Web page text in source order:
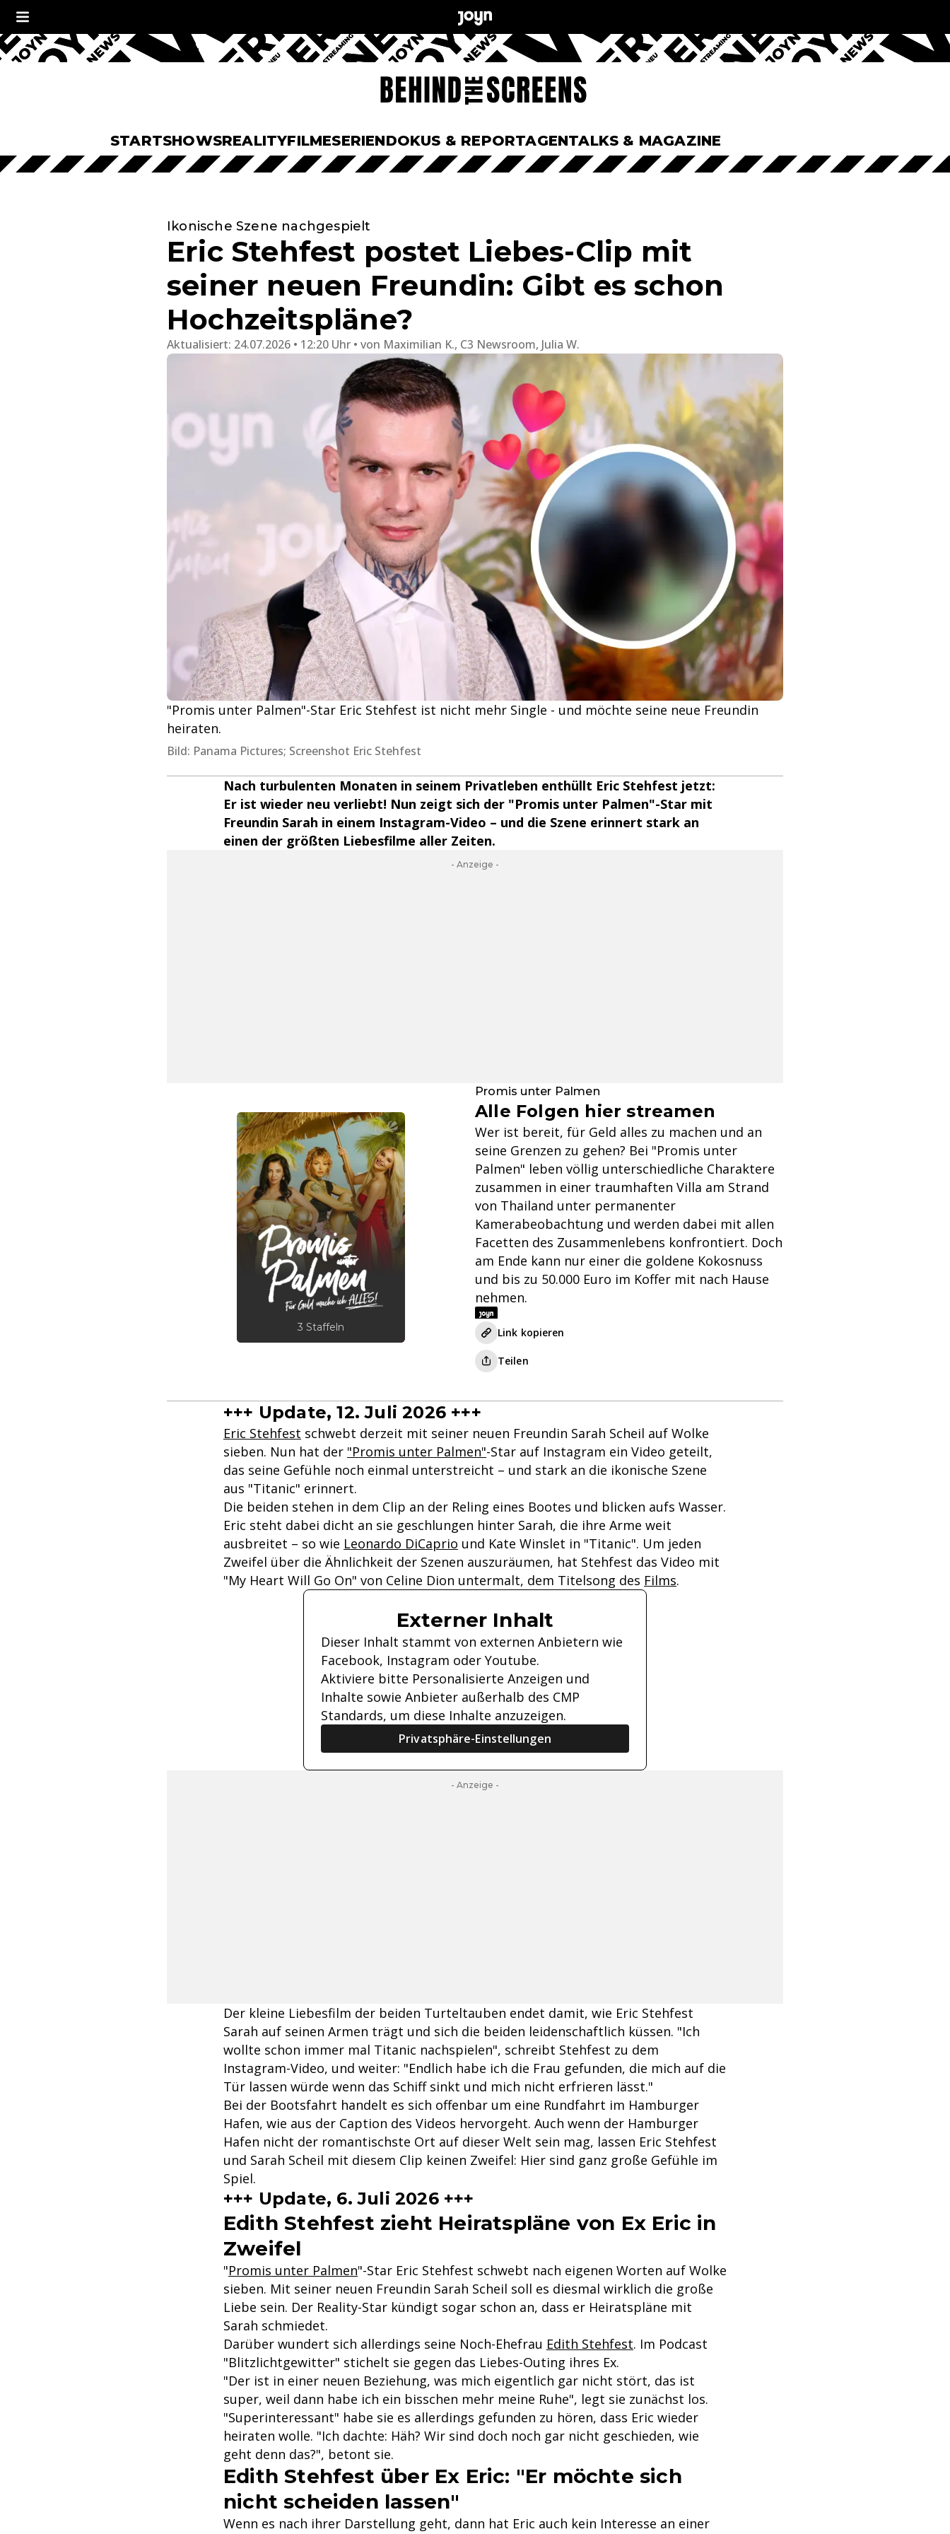
STARTSHOWSREALITYFILMESERIENDOKUS & REPORTAGENTALKS & MAGAZINE
Ikonische Szene nachgespielt
Eric Stehfest postet Liebes-Clip mit
seiner neuen Freundin: Gibt es schon
Hochzeitspläne?
Aktualisiert: 24.07.2026 • 12:20 Uhr von Maximilian K., C3 Newsroom, Julia W.
"Promis unter Palmen"-Star Eric Stehfest ist nicht mehr Single - und möchte seine neue Freundin
heiraten.
Bild: Panama Pictures; Screenshot Eric Stehfest
Nach turbulenten Monaten in seinem Privatleben enthüllt Eric Stehfest jetzt:
Er ist wieder neu verliebt! Nun zeigt sich der "Promis unter Palmen"-Star mit
Freundin Sarah in einem Instagram-Video – und die Szene erinnert stark an
einen der größten Liebesfilme aller Zeiten.
- Anzeige -
3 Staffeln
Promis unter Palmen
Alle Folgen hier streamen
Wer ist bereit, für Geld alles zu machen und an
seine Grenzen zu gehen? Bei "Promis unter
Palmen" leben völlig unterschiedliche Charaktere
zusammen in einer traumhaften Villa am Strand
von Thailand unter permanenter
Kamerabeobachtung und werden dabei mit allen
Facetten des Zusammenlebens konfrontiert. Doch
am Ende kann nur einer die goldene Kokosnuss
und bis zu 50.000 Euro im Koffer mit nach Hause
nehmen.
Link kopieren
Teilen
+++ Update, 12. Juli 2026 +++
Eric Stehfest schwebt derzeit mit seiner neuen Freundin Sarah Scheil auf Wolke
sieben. Nun hat der "Promis unter Palmen"-Star auf Instagram ein Video geteilt,
das seine Gefühle noch einmal unterstreicht – und stark an die ikonische Szene
aus "Titanic" erinnert.
Die beiden stehen in dem Clip an der Reling eines Bootes und blicken aufs Wasser.
Eric steht dabei dicht an sie geschlungen hinter Sarah, die ihre Arme weit
ausbreitet – so wie Leonardo DiCaprio und Kate Winslet in "Titanic". Um jeden
Zweifel über die Ähnlichkeit der Szenen auszuräumen, hat Stehfest das Video mit
"My Heart Will Go On" von Celine Dion untermalt, dem Titelsong des Films.
Externer Inhalt
Dieser Inhalt stammt von externen Anbietern wie
Facebook, Instagram oder Youtube.
Aktiviere bitte Personalisierte Anzeigen und
Inhalte sowie Anbieter außerhalb des CMP
Standards, um diese Inhalte anzuzeigen.
Privatsphäre-Einstellungen
- Anzeige -
Der kleine Liebesfilm der beiden Turteltauben endet damit, wie Eric Stehfest
Sarah auf seinen Armen trägt und sich die beiden leidenschaftlich küssen. "Ich
wollte schon immer mal Titanic nachspielen", schreibt Stehfest zu dem
Instagram-Video, und weiter: "Endlich habe ich die Frau gefunden, die mich auf die
Tür lassen würde wenn das Schiff sinkt und mich nicht erfrieren lässt."
Bei der Bootsfahrt handelt es sich offenbar um eine Rundfahrt im Hamburger
Hafen, wie aus der Caption des Videos hervorgeht. Auch wenn der Hamburger
Hafen nicht der romantischste Ort auf dieser Welt sein mag, lassen Eric Stehfest
und Sarah Scheil mit diesem Clip keinen Zweifel: Hier sind ganz große Gefühle im
Spiel.
+++ Update, 6. Juli 2026 +++
Edith Stehfest zieht Heiratspläne von Ex Eric in
Zweifel
"Promis unter Palmen"-Star Eric Stehfest schwebt nach eigenen Worten auf Wolke
sieben. Mit seiner neuen Freundin Sarah Scheil soll es diesmal wirklich die große
Liebe sein. Der Reality-Star kündigt sogar schon an, dass er Heiratspläne mit
Sarah schmiedet.
Darüber wundert sich allerdings seine Noch-Ehefrau Edith Stehfest. Im Podcast
"Blitzlichtgewitter" stichelt sie gegen das Liebes-Outing ihres Ex.
"Der ist in einer neuen Beziehung, was mich eigentlich gar nicht stört, das ist
super, weil dann habe ich ein bisschen mehr meine Ruhe", legt sie zunächst los.
"Superinteressant" habe sie es allerdings gefunden zu hören, dass Eric wieder
heiraten wolle. "Ich dachte: Häh? Wir sind doch noch gar nicht geschieden, wie
geht denn das?", betont sie.
Edith Stehfest über Ex Eric: "Er möchte sich
nicht scheiden lassen"
Wenn es nach ihrer Darstellung geht, dann hat Eric auch kein Interesse an einer